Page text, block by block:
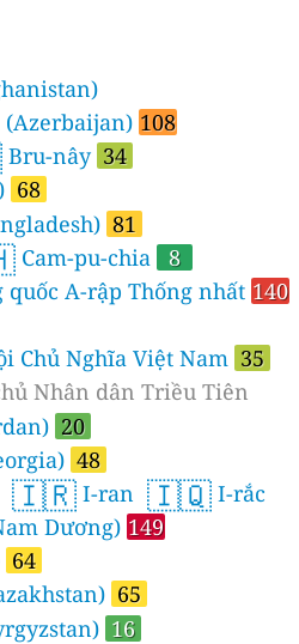
108
Bru-nây 34
68
81
Cam-pu-chia 8
quốc A-rập Thống nhất 140
Chủ Nghĩa Việt Nam 35
Nhân dân Triều Tiên
20
48
🇮🇷 I-ran 🇮🇶 I-rắc
Dương) 149
64
65
16